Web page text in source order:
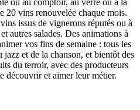
20 vins renouvelée chaque mois.
issus de vignerons réputés ou à
autres salades. Des animations à
vos fins de semaine : tous les
et de la chanson, et bientôt des
du terroir, avec des producteurs
découvrir et aimer leur métier.